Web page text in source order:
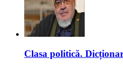
Clasa politică.